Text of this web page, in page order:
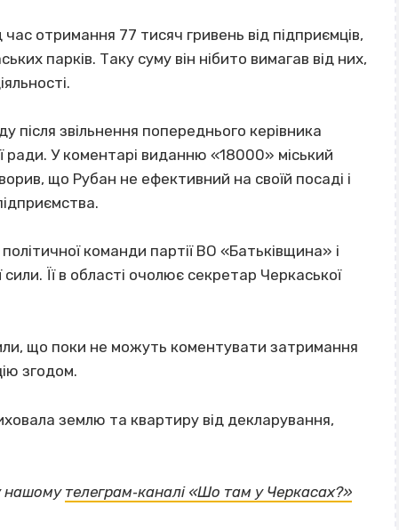
отримання 77 тисяч гривень від підприємців,
парків. Таку суму він нібито вимагав від них,
звільнення попереднього керівника
ради. У коментарі виданню «18000» міський
що Рубан не ефективний на своїй посаді і
команди партії ВО «Батьківщина» і
Її в області очолює секретар Черкаської
що поки не можуть коментувати затримання
згодом.
землю та квартиру від декларування,
нашомутелеграм‐каналі «Шо там у Черкасах?»